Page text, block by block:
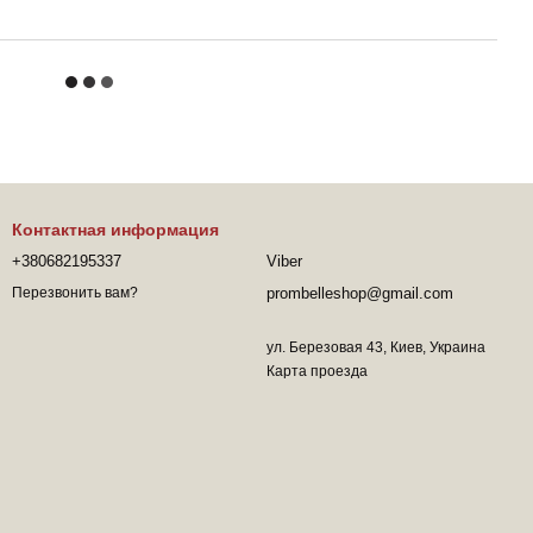
Контактная информация
+380682195337
Перезвонить вам?
Viber
prombelleshop@gmail.com
ул. Березовая 43, Киев, Украина
Карта проезда